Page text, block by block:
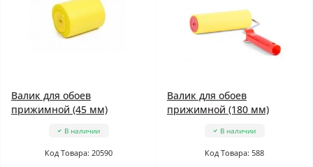
Валик для обоев
прижимной (45 мм)
В наличии
Код Товара: 20590
Валик для обоев
прижимной (180 мм)
В наличии
Код Товара: 588